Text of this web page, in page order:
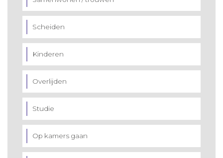
Scheiden
Kinderen
Overlijden
Studie
Op kamers gaan